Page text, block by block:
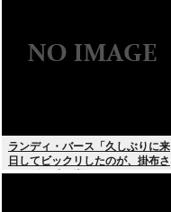
ランディ・バース「久しぶりに来
日してビックリしたのが、掛布さ
んの髪の毛が増えていた。岡田さ